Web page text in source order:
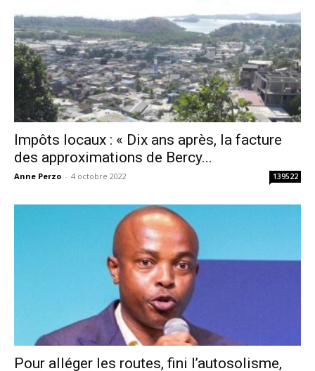
Impôts locaux : « Dix ans après, la facture
des approximations de Bercy...
Anne Perzo - 4 octobre 2022 139522
Pour alléger les routes, fini l’autosolisme,